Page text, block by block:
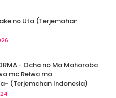
no Uta (Terjemahan
- Ocha no Ma Mahoroba
mo Reiwa mo
(Terjemahan Indonesia)